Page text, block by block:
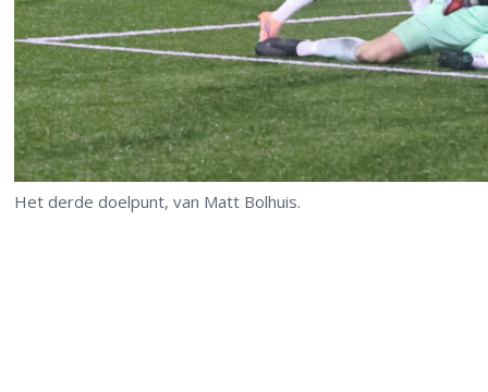
Het derde doelpunt, van Matt Bolhuis.